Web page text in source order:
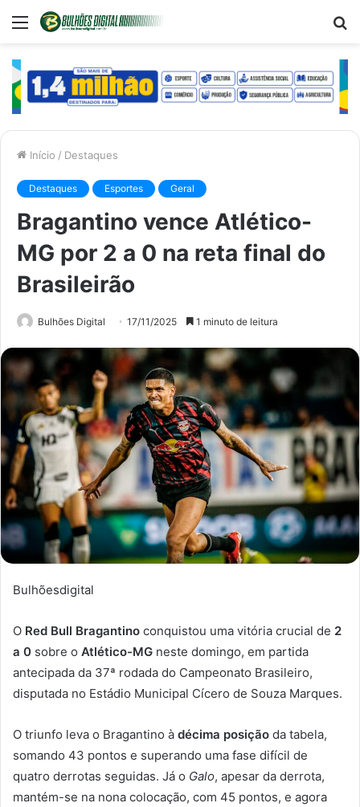
Menu
Início / Destaques
Destaques Esportes Geral
Bragantino vence Atlético-
MG por 2 a 0 na reta final do
Brasileirão
Bulhões Digital 17/11/2025 1 minuto de leitura
Bulhõesdigital
O Red Bull Bragantino conquistou uma vitória crucial de 2
a 0 sobre o Atlético-MG neste domingo, em partida
antecipada da 37ª rodada do Campeonato Brasileiro,
disputada no Estádio Municipal Cícero de Souza Marques.
O triunfo leva o Bragantino à décima posição da tabela,
somando 43 pontos e superando uma fase difícil de
quatro derrotas seguidas. Já o Galo, apesar da derrota,
mantém-se na nona colocação, com 45 pontos, e agora